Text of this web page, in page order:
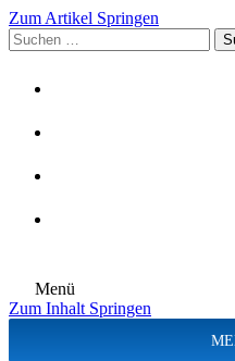
Zum Artikel Springen
Suchen
nach:
Menü
Zum Inhalt Springen